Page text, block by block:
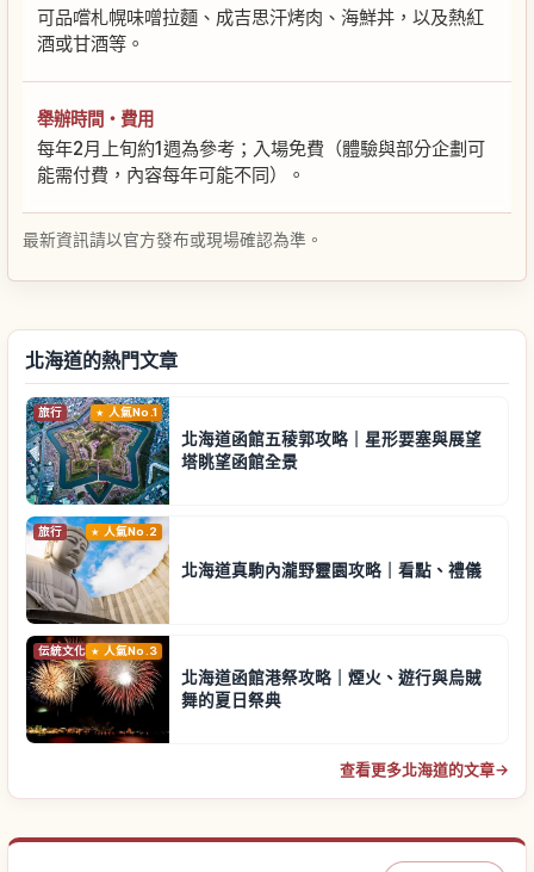
可品嚐札幌味噌拉麵、成吉思汗烤肉、海鮮丼，以及熱紅
酒或甘酒等。
舉辦時間・費用
每年2月上旬約1週為參考；入場免費（體驗與部分企劃可
能需付費，內容每年可能不同）。
最新資訊請以官方發布或現場確認為準。
北海道的熱門文章
旅行 人氣No.1
北海道函館五稜郭攻略｜星形要塞與展望
塔眺望函館全景
旅行 人氣No.2
北海道真駒內瀧野靈園攻略｜看點、禮儀
伝統文化 人氣No.3
北海道函館港祭攻略｜煙火、遊行與烏賊
舞的夏日祭典
查看更多北海道的文章→